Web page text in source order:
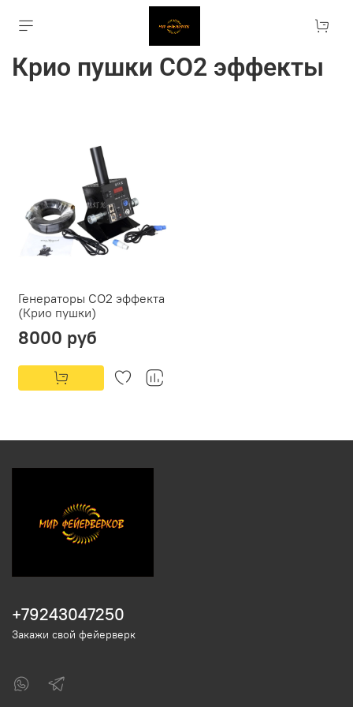
Крио пушки СО2 эффекты
Генераторы СО2 эффекта
(Крио пушки)
8000 руб
+79243047250
Закажи свой фейерверк